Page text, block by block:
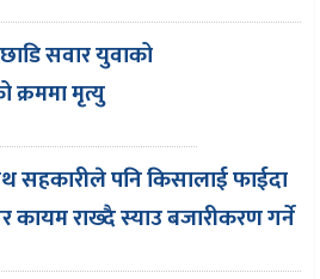
सवार युवाको
क्रममा मृत्यु
सहकारीले पनि किसालाई फाईदा
कायम राख्दै स्याउ बजारीकरण गर्ने